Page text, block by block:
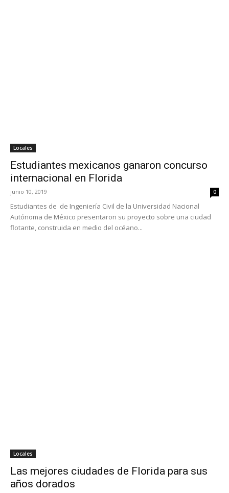
Locales
Estudiantes mexicanos ganaron concurso
internacional en Florida
junio 10, 2019 0
Estudiantes de de Ingeniería Civil de la Universidad Nacional
Autónoma de México presentaron su proyecto sobre una ciudad
flotante, construida en medio del océano...
Locales
Las mejores ciudades de Florida para sus
años dorados